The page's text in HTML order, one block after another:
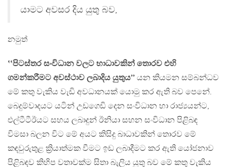
යාමට අවසර දිය යුතු බව,
නමුත්
‛‛පිටස්තර සංවිධාන වලට භාධාවකින් තොරව එහි
ගමන්කරීමට අවස්ථාව ලබාදිය යුතුය’’ යන කියමන සම්බන්ධව
මේ කතු වැකිය වැඩි අවධානයක් යොමු කර ඇති බව පෙනේ.
බෙදුම්වාදයට යටින් උඩගෙඩි දෙන සංවිධාන හා රාජ්‍යයන්ට,
එල්ටීටීඊයට සහය ලබාදුන් ඊනියා සහන සංවිධාන පිළිබඳ
විමසා බලන විට මේ අයට කිසිදු බාධාවකින් තොරව මේ
කඳවුරුතුළ ක්‍රියාත්මක වීමට ඉඩ ලබාදීමට කර ඇති යෝජනාව
පිළිබඳව කිහිප වතාවක්ම සිතා බැලිය යුතු බව මේ කතු වැකිය